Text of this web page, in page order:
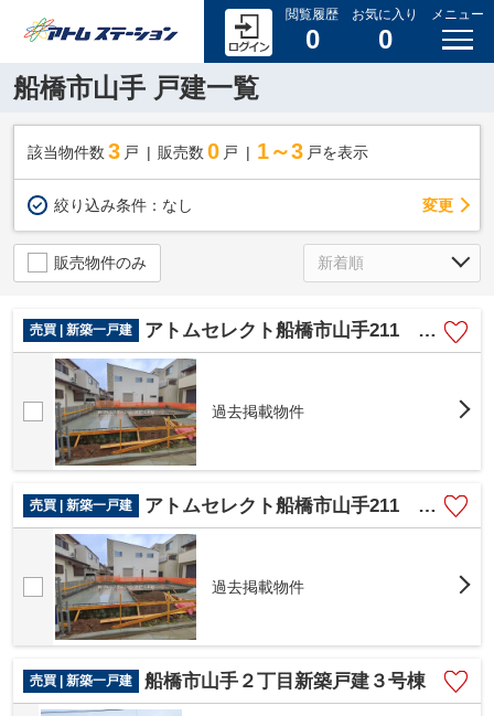
閲覧履歴
0
お気に入り
0
メニュー
船橋市山手 戸建一覧
該当物件数 3 戸 販売数 0 戸 1～3 戸を表示
絞り込み条件： なし 変更
販売物件のみ
売買 | 新築一戸建 アトムセレクト船橋市山手211 1棟1号棟
過去掲載物件
売買 | 新築一戸建 アトムセレクト船橋市山手211 １棟１号棟
過去掲載物件
売買 | 新築一戸建 船橋市山手２丁目新築戸建３号棟